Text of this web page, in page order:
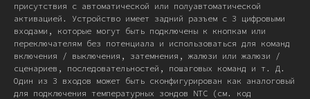
присутствия с автоматической или полуавтоматической
активацией. Устройство имеет задний разъем с 3 цифровыми
входами, которые могут быть подключены к кнопкам или
переключателям без потенциала и использоваться для команд
включения / выключения, затемнения, жалюзи или жалюзи /
сценариев, последовательностей, пошаговых команд и т. Д.
Один из 3 входов может быть сконфигурирован как аналоговый
для подключения температурных зондов NTC (см. код